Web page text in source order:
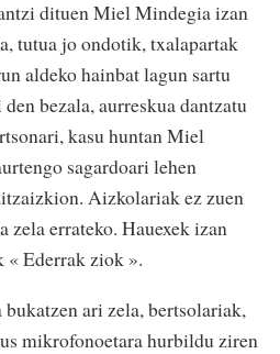
dituen Miel Mindegia izan
tutua jo ondotik, txalapartak
aldeko hainbat lagun sartu
bezala, aurreskua dantzatu
kasu huntan Miel
sagardoari lehen
Aizkolariak ez zuen
zela errateko. Hauexek izan
Ederrak ziok ».
ari zela, bertsolariak,
mikrofonoetara hurbildu ziren